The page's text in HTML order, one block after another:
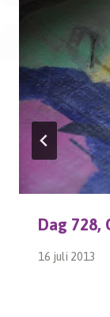
Dag 728,
16 juli 2013